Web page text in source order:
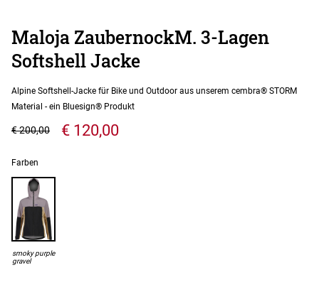
Maloja ZaubernockM. 3-Lagen
Softshell Jacke
Alpine Softshell-Jacke für Bike und Outdoor aus unserem cembra® STORM
Material - ein Bluesign® Produkt
€ 120,00
€ 200,00
Farben
smoky purple
gravel